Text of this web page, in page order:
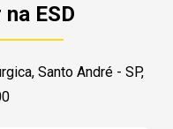
ESD
Santo André - SP,